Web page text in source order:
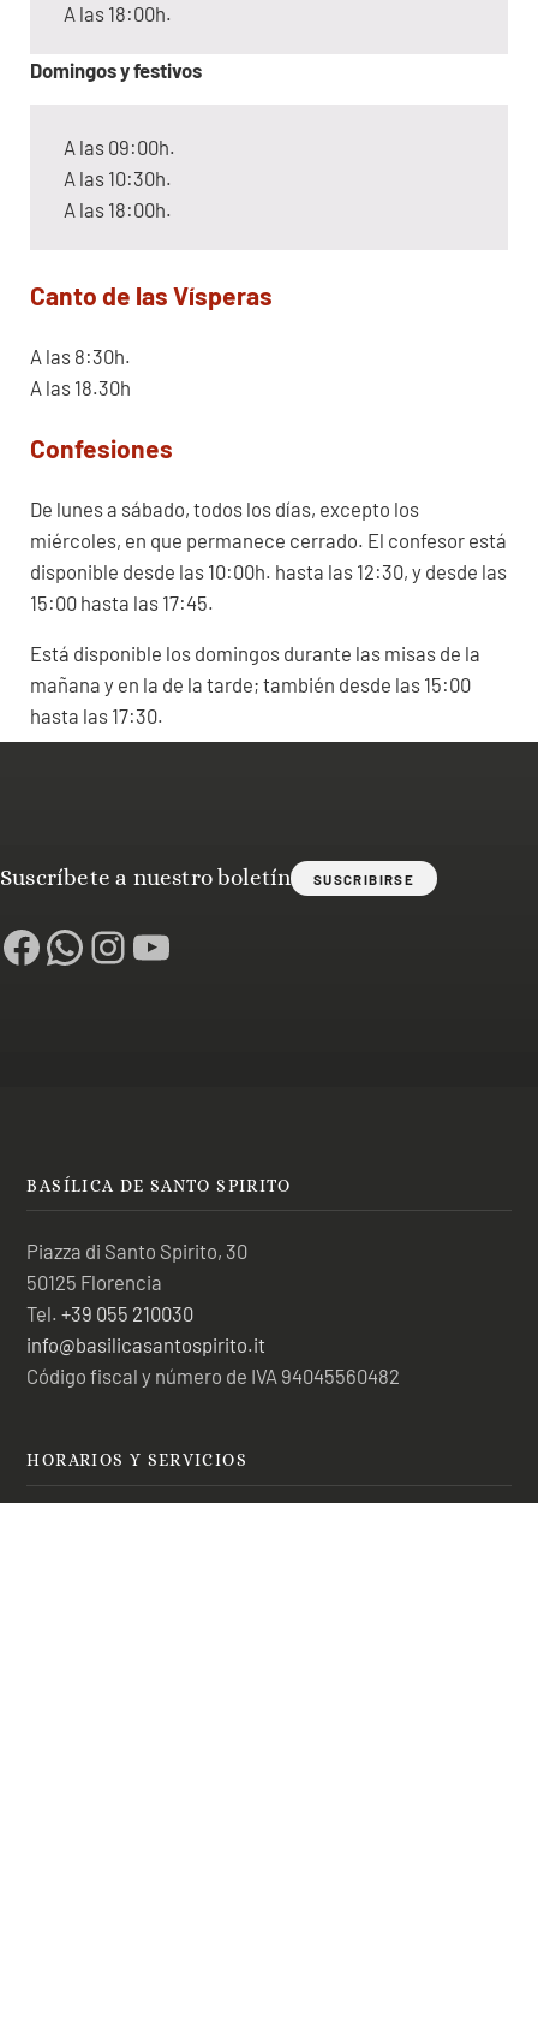
A las 18:00h.
Domingos y festivos
A las 09:00h.
A las 10:30h.
A las 18:00h.
Canto de las Vísperas
A las 8:30h.
A las 18.30h
Confesiones
De lunes a sábado, todos los días, excepto los
miércoles, en que permanece cerrado. El confesor está
disponible desde las 10:00h. hasta las 12:30, y desde las
15:00 hasta las 17:45.
Está disponible los domingos durante las misas de la
mañana y en la de la tarde; también desde las 15:00
hasta las 17:30.
Suscríbete a nuestro boletín SUSCRIBIRSE
Facebook
WhatsApp
Instagram
YouTube
BASÍLICA DE SANTO SPIRITO
Piazza di Santo Spirito, 30
50125 Florencia
Tel.+39 055 210030
info@basilicasantospirito.it
Código fiscal y número de IVA 94045560482
HORARIOS Y SERVICIOS